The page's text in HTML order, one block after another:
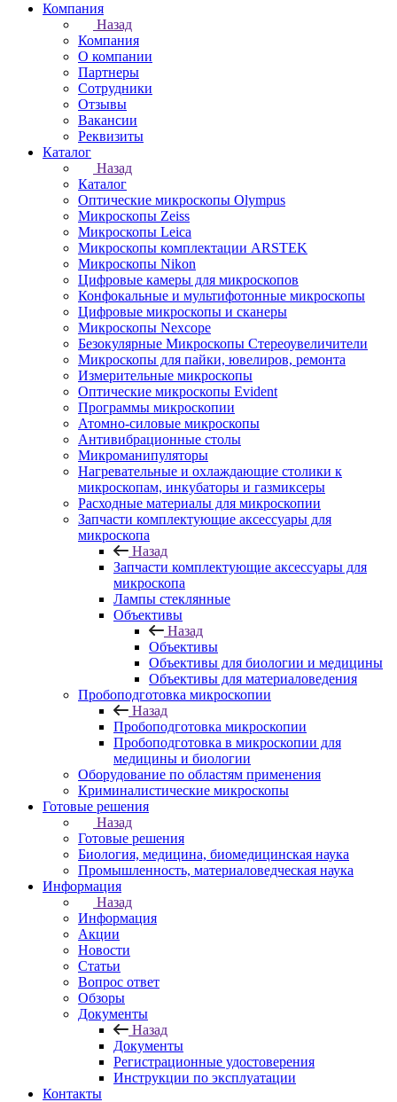
Компания
Назад
Компания
О компании
Партнеры
Сотрудники
Отзывы
Вакансии
Реквизиты
Каталог
Назад
Каталог
Оптические микроскопы Olympus
Микроскопы Zeiss
Микроскопы Leica
Микроскопы комплектации ARSTEK
Микроскопы Nikon
Цифровые камеры для микроскопов
Конфокальные и мультифотонные микроскопы
Цифровые микроскопы и сканеры
Микроскопы Nexcope
Безокулярные Микроскопы Стереоувеличители
Микроскопы для пайки, ювелиров, ремонта
Измерительные микроскопы
Оптические микроскопы Evident
Программы микроскопии
Атомно-силовые микроскопы
Антивибрационные столы
Микроманипуляторы
Нагревательные и охлаждающие столики к
микроскопам, инкубаторы и газмиксеры
Расходные материалы для микроскопии
Запчасти комплектующие аксессуары для
микроскопа
Назад
Запчасти комплектующие аксессуары для
микроскопа
Лампы стеклянные
Объективы
Назад
Объективы
Объективы для биологии и медицины
Объективы для материаловедения
Пробоподготовка микроскопии
Назад
Пробоподготовка микроскопии
Пробоподготовка в микроскопии для
медицины и биологии
Оборудование по областям применения
Криминалистические микроскопы
Готовые решения
Назад
Готовые решения
Биология, медицина, биомедицинская наука
Промышленность, материаловедческая наука
Информация
Назад
Информация
Акции
Новости
Статьи
Вопрос ответ
Обзоры
Документы
Назад
Документы
Регистрационные удостоверения
Инструкции по эксплуатации
Контакты